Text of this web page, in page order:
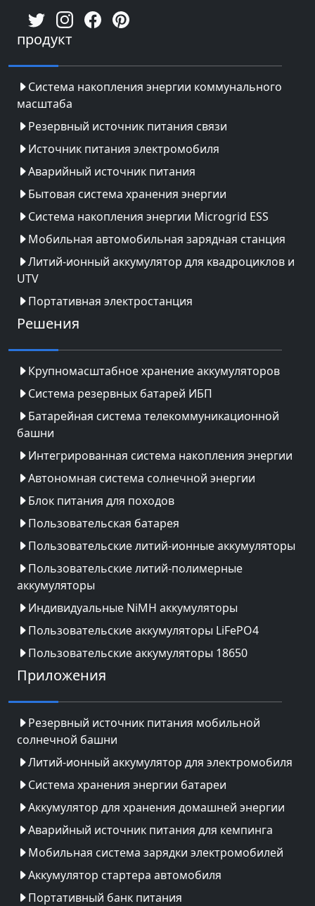
продукт
Система накопления энергии коммунального
масштаба
Резервный источник питания связи
Источник питания электромобиля
Аварийный источник питания
Бытовая система хранения энергии
Система накопления энергии Microgrid ESS
Мобильная автомобильная зарядная станция
Литий-ионный аккумулятор для квадроциклов и
UTV
Портативная электростанция
Решения
Крупномасштабное хранение аккумуляторов
Система резервных батарей ИБП
Батарейная система телекоммуникационной
башни
Интегрированная система накопления энергии
Автономная система солнечной энергии
Блок питания для походов
Пользовательская батарея
Пользовательские литий-ионные аккумуляторы
Пользовательские литий-полимерные
аккумуляторы
Индивидуальные NiMH аккумуляторы
Пользовательские аккумуляторы LiFePO4
Пользовательские аккумуляторы 18650
Приложения
Резервный источник питания мобильной
солнечной башни
Литий-ионный аккумулятор для электромобиля
Система хранения энергии батареи
Аккумулятор для хранения домашней энергии
Аварийный источник питания для кемпинга
Мобильная система зарядки электромобилей
Аккумулятор стартера автомобиля
Портативный банк питания